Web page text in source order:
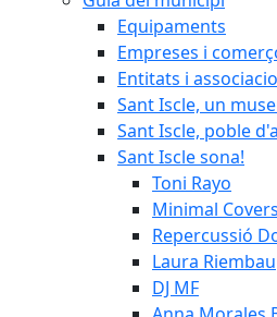
Equipaments
Empreses i
Entitats i
Sant Iscle, un
Sant Iscle, poble
Sant Iscle sona!
Toni Rayo
Minimal Covers
Repercussió
Laura Riembau
DJ MF